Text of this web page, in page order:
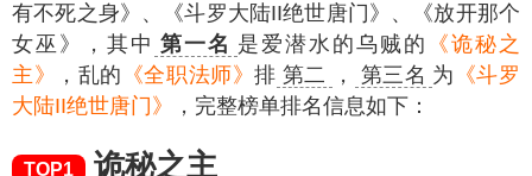
有不死之身》、《斗罗大陆II绝世唐门》、《放开那个
女巫》，其中 第一名 是爱潜水的乌贼的
《诡秘之
主》
，乱的 《全职法师》排 第二 ， 第三名 为 《斗罗
大陆II绝世唐门》
，完整榜单排名信息如下：
TOP1 诡秘之主